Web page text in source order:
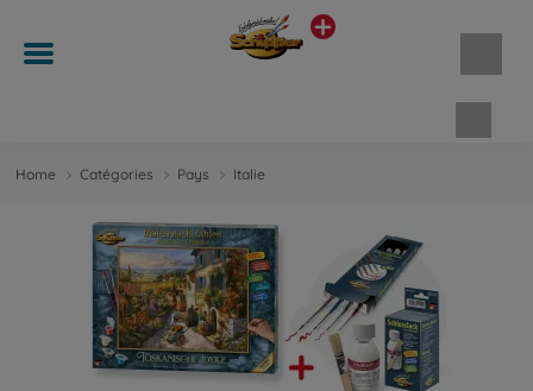
Home Catégories Pays Italie